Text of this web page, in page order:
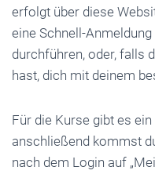
erfolgt über diese
eine Schnell-
durchführen, oder, falls
hast, dich mit deinem
Für die Kurse gibt es
anschließend kommst
nach dem Login auf